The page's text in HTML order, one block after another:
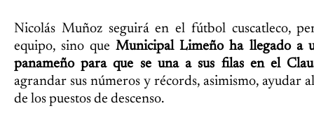
Nicolás Muñoz seguirá en el fútbol cuscatleco,
equipo, sino queMunicipal Limeño ha llegado a
panameño para que se una a sus filas en el
agrandar sus números y récords, asimismo, ayudar
de los puestos de descenso.